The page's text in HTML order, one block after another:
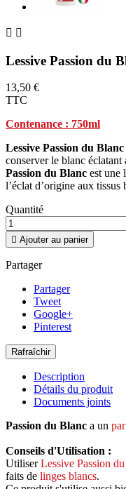
 
Lessive Passion du
13,50 €
TTC
Contenance : 750ml
Lessive Passion du
conserver le blanc éclatant
Passion du Blanc est une
l’éclat d’origine aux tissus
Quantité
 Ajouter au panier
Partager
Partager
Tweet
Google+
Pinterest
Description
Détails du produit
Documents joints
Passion du Blanc a un
Conseils d'Utilisation :
UtiliserLessive Passion
faits de linges blancs.